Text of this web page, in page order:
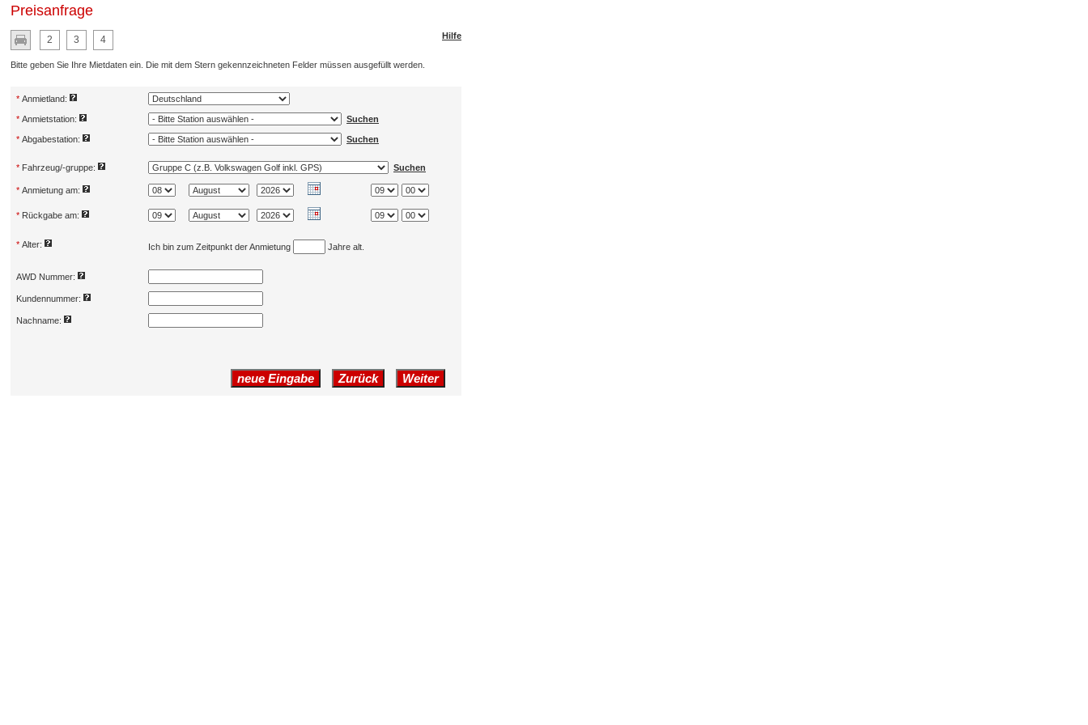
Preisanfrage
2 3 4 Hilfe
Bitte geben Sie Ihre Mietdaten ein. Die mit dem Stern gekennzeichneten Felder müssen ausgefüllt werden.
* Anmietland:
* Anmietstation: Suchen
* Abgabestation: Suchen
* Fahrzeug/-gruppe: Suchen
* Anmietung am:
* Rückgabe am:
* Alter: Ich bin zum Zeitpunkt der Anmietung Jahre alt.
AWD Nummer:
Kundennummer:
Nachname: